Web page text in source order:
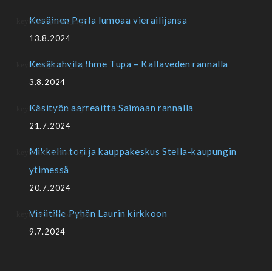
Kesäinen Porla lumoaa vierailijansa
13.8.2024
Kesäkahvila Ihme Tupa – Kallaveden rannalla
3.8.2024
Käsityön aarreaitta Saimaan rannalla
21.7.2024
Mikkelin tori ja kauppakeskus Stella-kaupungin
ytimessä
20.7.2024
Visiitille Pyhän Laurin kirkkoon
9.7.2024